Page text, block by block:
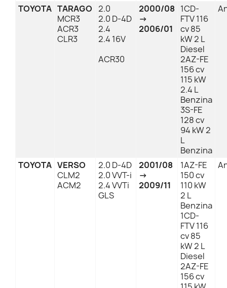
TOYOTA TARAGO
MCR3
ACR3
CLR3
2.0
2.0 D-4D
2.4
2.4 16V
ACR30
2000/08
→
2006/01
1CD-
FTV 116
cv 85
kW 2 L
Diesel
2AZ-FE
156 cv
115 kW
2.4 L
Benzina
3S-FE
128 cv
94 kW 2
L
Benzina
TOYOTA VERSO
CLM2
ACM2
2.0 D-4D
2.0 VVT-i
2.4 VVTi
GLS
2001/08
→
2009/11
1AZ-FE
150 cv
110 kW
2 L
Benzina
1CD-
FTV 116
cv 85
kW 2 L
Diesel
2AZ-FE
156 cv